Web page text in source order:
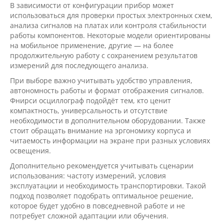
В зависимости от конфигурации прибор может
использоваться для проверки простых электронных схем,
анализа сигналов на платах или контроля стабильности
работы компонентов. Некоторые модели ориентированы
на мобильное применение, другие — на более
продолжительную работу с сохранением результатов
измерений для последующего анализа.
При выборе важно учитывать удобство управления,
автономность работы и формат отображения сигналов.
Фнирси осциллограф подойдёт тем, кто ценит
компактность, универсальность и отсутствие
необходимости в дополнительном оборудовании. Также
стоит обращать внимание на эргономику корпуса и
читаемость информации на экране при разных условиях
освещения.
Дополнительно рекомендуется учитывать сценарии
использования: частоту измерений, условия
эксплуатации и необходимость транспортировки. Такой
подход позволяет подобрать оптимальное решение,
которое будет удобно в повседневной работе и не
потребует сложной адаптации или обучения.